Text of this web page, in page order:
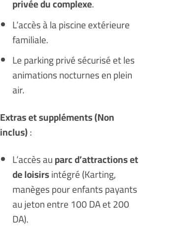
privée du complexe.
L’accès à la piscine extérieure
familiale.
Le parking privé sécurisé et les
animations nocturnes en plein
air.
Extras et suppléments (Non
inclus):
L’accès auparc d’attractions et
de loisirsintégré (Karting,
manèges pour enfants payants
au jeton entre 100 DA et 200
DA).